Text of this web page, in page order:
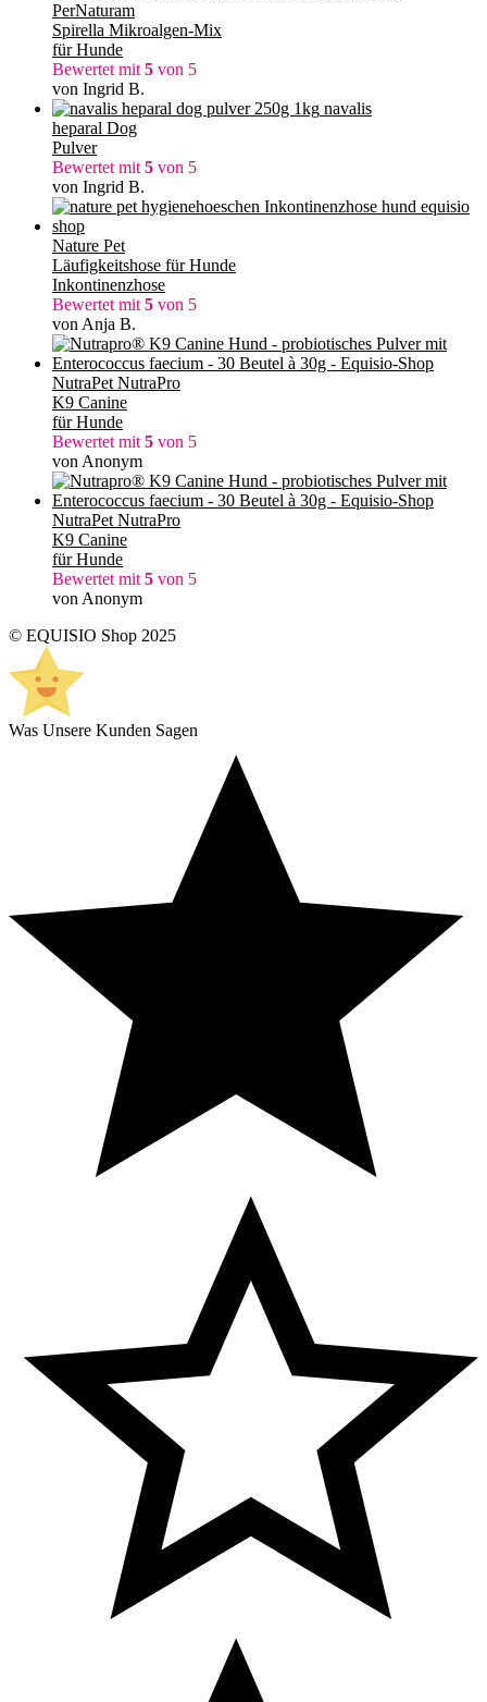
PerNaturam
Spirella Mikroalgen-Mix
für Hunde
Bewertet mit 5 von 5
von Ingrid B.
navalis
heparal Dog
Pulver
Bewertet mit 5 von 5
von Ingrid B.
Nature Pet
Läufigkeitshose für Hunde
Inkontinenzhose
Bewertet mit 5 von 5
von Anja B.
NutraPet NutraPro
K9 Canine
für Hunde
Bewertet mit 5 von 5
von Anonym
NutraPet NutraPro
K9 Canine
für Hunde
Bewertet mit 5 von 5
von Anonym
© EQUISIO Shop 2025
Was Unsere Kunden Sagen